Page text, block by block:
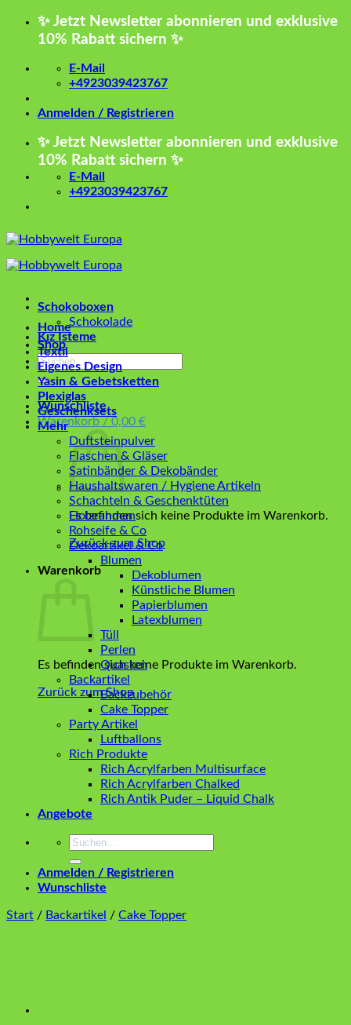
Zum
✨ Jetzt Newsletter abonnieren und exklusive
10% Rabatt sichern ✨
E-Mail
+4923039423767
Anmelden / Registrieren
✨ Jetzt Newsletter abonnieren und exklusive
10% Rabatt sichern ✨
E-Mail
+4923039423767
Home
Shop
Suchen
nach:
Wunschliste
Warenkorb / 0,00 €
Es befinden sich keine Produkte im Warenkorb.
Zurück zum Shop
Warenkorb
Es befinden sich keine Produkte im Warenkorb.
Zurück zum Shop
Schokoboxen
Schokolade
Kız İsteme
Textil
Eigenes Design
Yasin & Gebetsketten
Plexiglas
Geschenksets
Mehr
Duftsteinpulver
Flaschen & Gläser
Satinbänder & Dekobänder
Haushaltswaren / Hygiene Artikeln
Schachteln & Geschenktüten
Holzrahmen
Rohseife & Co
Dekoartikel & Co
Blumen
Dekoblumen
Künstliche Blumen
Papierblumen
Latexblumen
Tüll
Perlen
Quasten
Backartikel
Backzubehör
Cake Topper
Party Artikel
Luftballons
Rich Produkte
Rich Acrylfarben Multisurface
Rich Acrylfarben Chalked
Rich Antik Puder – Liquid Chalk
Angebote
Suchen
Anmelden / Registrieren
Wunschliste
Start / Backartikel / Cake Topper